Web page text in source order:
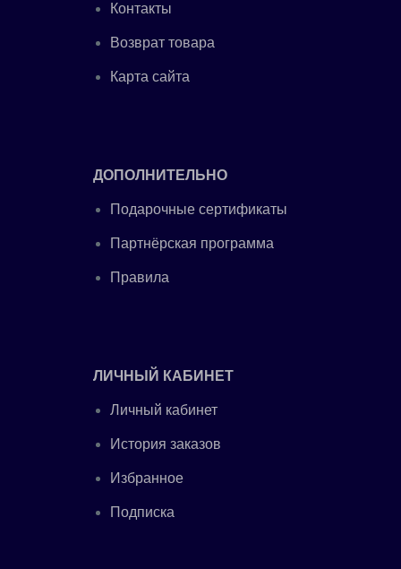
Контакты
Возврат товара
Карта сайта
ДОПОЛНИТЕЛЬНО
Подарочные сертификаты
Партнёрская программа
Правила
ЛИЧНЫЙ КАБИНЕТ
Личный кабинет
История заказов
Избранное
Подписка